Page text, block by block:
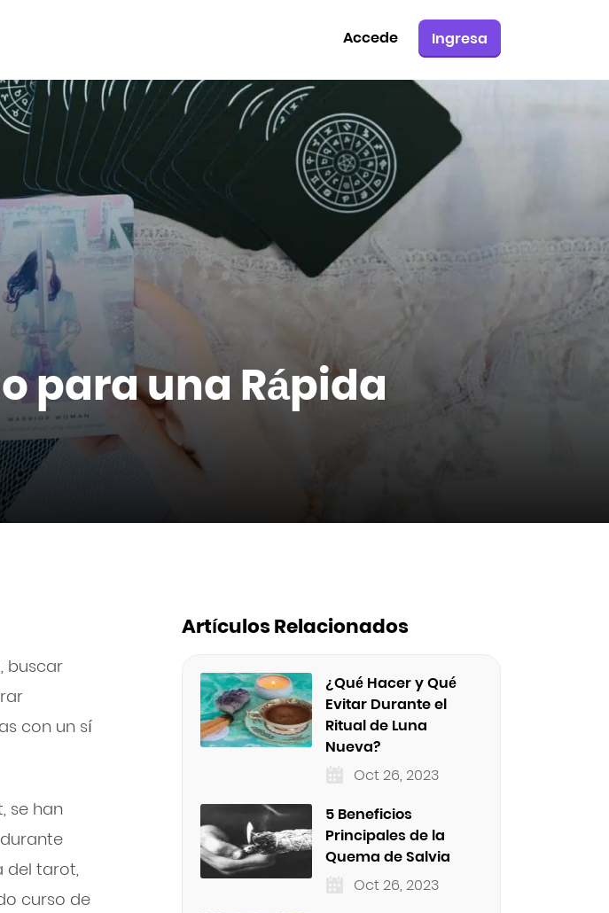
Ingresa
Accede
para una Rápida
buscar
con un sí
se han
del tarot,
curso de
Artículos Relacionados
¿Qué Hacer y Qué
Evitar Durante el
Ritual de Luna
Nueva?
Oct 26, 2023
5 Beneficios
Principales de la
Quema de Salvia
Oct 26, 2023